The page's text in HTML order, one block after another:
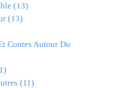
(13)
(13)
Contes Autour Du
(11)